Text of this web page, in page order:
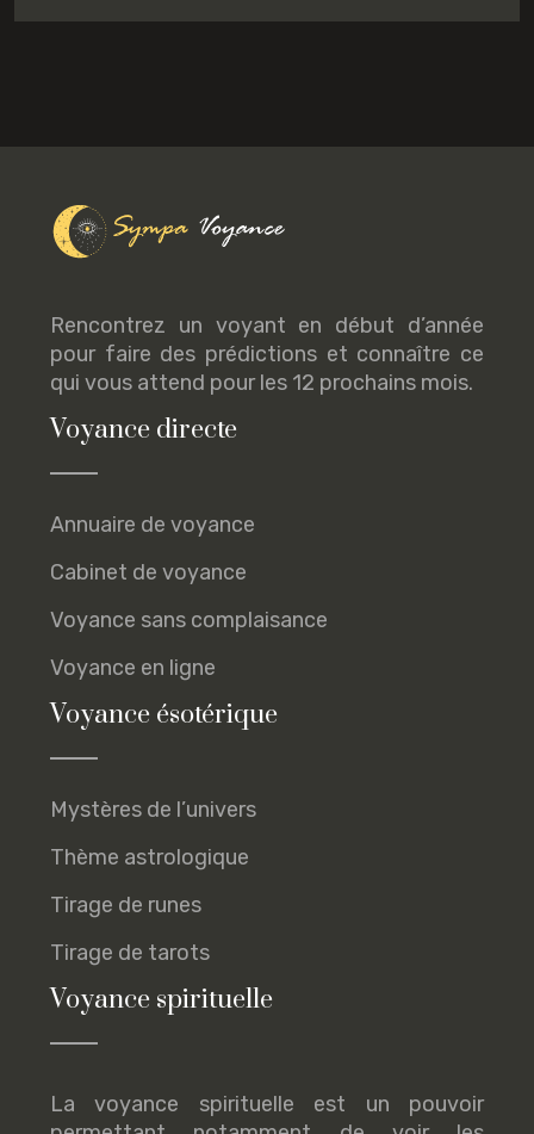
Rencontrez un voyant en début d’année
pour faire des prédictions et connaître ce
qui vous attend pour les 12 prochains mois.
Voyance directe
Annuaire de voyance
Cabinet de voyance
Voyance sans complaisance
Voyance en ligne
Voyance ésotérique
Mystères de l’univers
Thème astrologique
Tirage de runes
Tirage de tarots
Voyance spirituelle
La voyance spirituelle est un pouvoir